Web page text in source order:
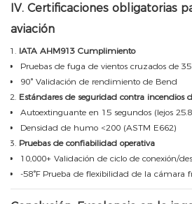
IV. Certificaciones obligatorias
aviación
IATA AHM913 Cumplimiento
Pruebas de fuga de vientos cruzados de
90° Validación de rendimiento de Bend
Estándares de seguridad contra incendios
Autoextinguante en 15 segundos (lejos
Densidad de humo <200 (ASTM E662)
Pruebas de confiabilidad operativa
10,000+ Validación de ciclo de conexión/
-58°F Prueba de flexibilidad de la cámara